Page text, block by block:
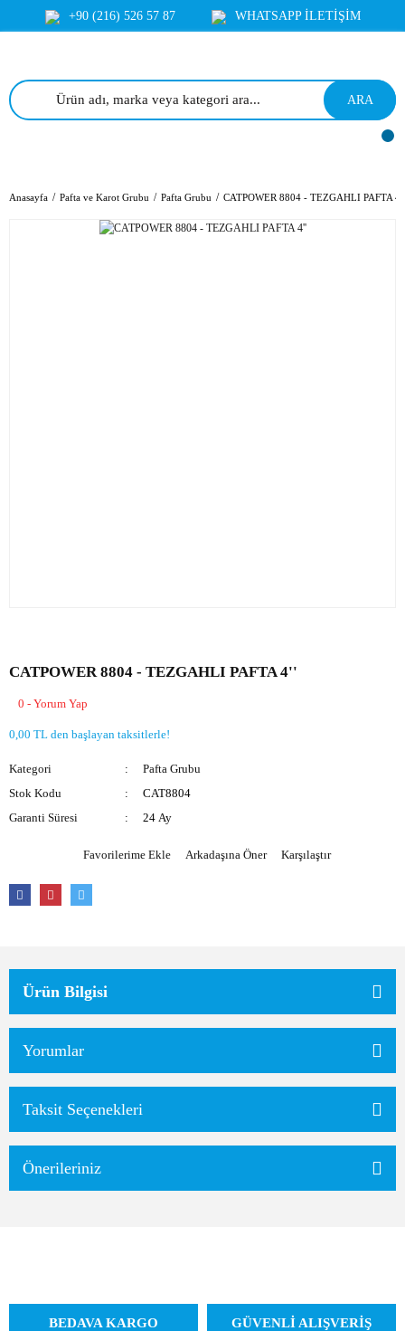
+90 (216) 526 57 87 WHATSAPP İLETİŞİM
ARA
Anasayfa Pafta ve Karot Grubu Pafta Grubu CATPOWER 8804 - TEZGAHLI PAFTA 4''
CATPOWER 8804 - TEZGAHLI PAFTA 4''
0 - Yorum Yap
0,00 TL den başlayan taksitlerle!
Kategori
Pafta Grubu
Stok Kodu
CAT8804
Garanti Süresi
24 Ay
Arkadaşına Öner Karşılaştır
Ürün Bilgisi
Yorumlar
Taksit Seçenekleri
Önerileriniz
BEDAVA KARGO
GÜVENLİ ALIŞVERİŞ